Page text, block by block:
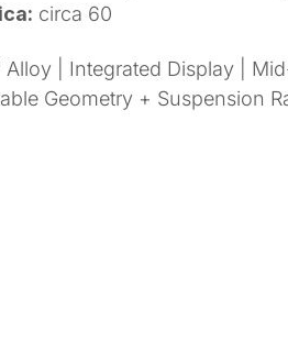
circa 60
Alloy | Integrated Display |
Geometry + Suspension